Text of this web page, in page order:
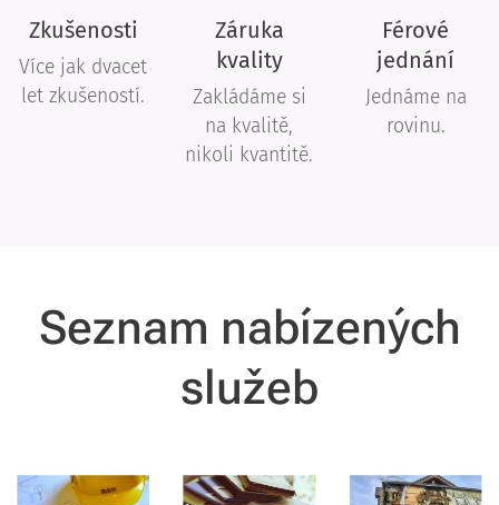
Zkušenosti
Více jak dvacet
let zkušeností.
Záruka
kvality
Zakládáme si
na kvalitě,
nikoli kvantitě.
Férové
jednání
Jednáme na
rovinu.
Seznam nabízených
služeb